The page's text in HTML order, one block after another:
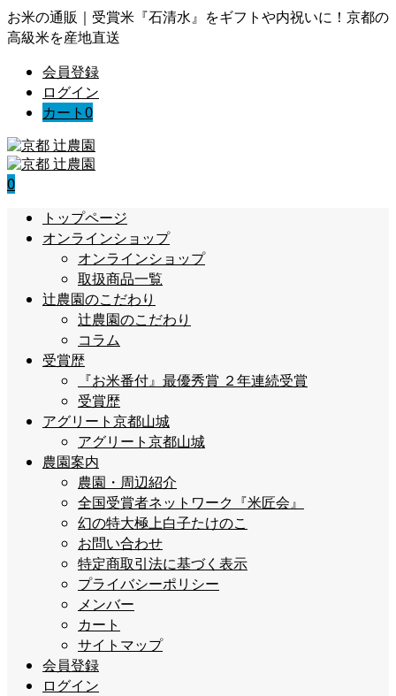
お米の通販｜受賞米『石清水』をギフトや内祝いに！京都の
高級米を産地直送
会員登録
ログイン
カート0
0
トップページ
オンラインショップ
オンラインショップ
取扱商品一覧
辻農園のこだわり
辻農園のこだわり
コラム
受賞歴
『お米番付』最優秀賞 ２年連続受賞
受賞歴
アグリート京都山城
アグリート京都山城
農園案内
農園・周辺紹介
全国受賞者ネットワーク『米匠会』
幻の特大極上白子たけのこ
お問い合わせ
特定商取引法に基づく表示
プライバシーポリシー
メンバー
カート
サイトマップ
会員登録
ログイン